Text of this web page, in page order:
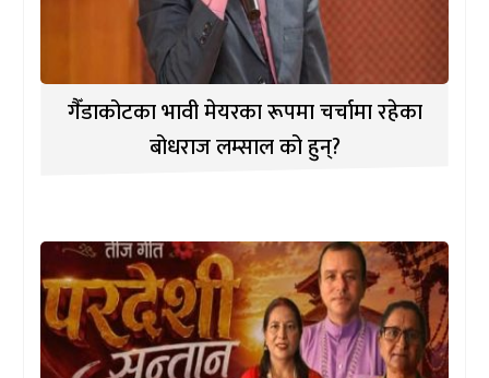
गैँडाकोटका भावी मेयरका रूपमा चर्चामा रहेका
बोधराज लम्साल को हुन्?